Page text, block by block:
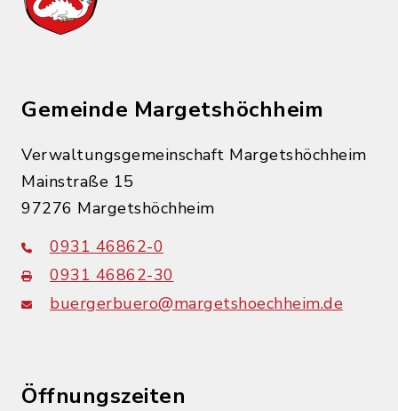
Gemeinde Margetshöchheim
Verwaltungsgemeinschaft Margetshöchheim
Mainstraße 15
97276 Margetshöchheim
0931 46862-0
0931 46862-30
buergerbuero@margetshoechheim.de
Öffnungszeiten